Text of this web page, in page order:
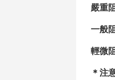
嚴重
一般
輕微
＊注